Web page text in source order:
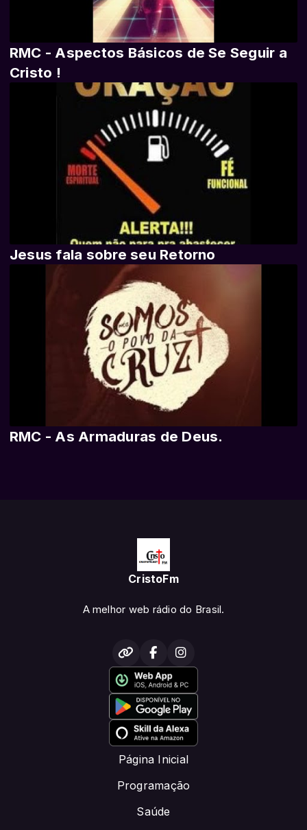
RMC - Aspectos Básicos de Se Seguir a
Cristo !
Jesus fala sobre seu Retorno
RMC - As Armaduras de Deus.
CristoFm
A melhor web rádio do Brasil.
Página Inicial
Programação
Saúde